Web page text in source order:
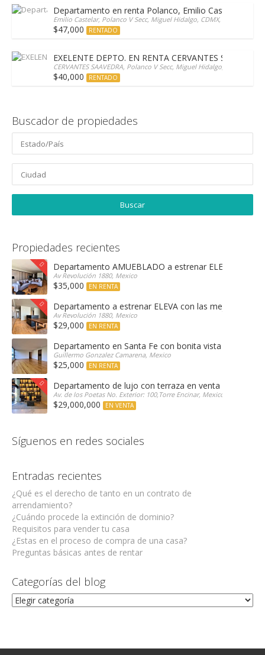
Departamento en renta Polanco, Emilio Castelar.
Emilio Castelar, Polanco V Secc, Miguel Hidalgo, CDMX, 11560, Mexico
$47,000 RENTADO
EXELENTE DEPTO. EN RENTA CERVANTES SAAVEDRA
CERVANTES SAAVEDRA, Polanco V Secc, Miguel Hidalgo, Distrito
$40,000 RENTADO
Buscador de propiedades
Propiedades recientes
Departamento AMUEBLADO a estrenar ELEVA con
Av Revolución 1880, Mexico
$35,000 EN RENTA
Departamento a estrenar ELEVA con las mejores
Av Revolución 1880, Mexico
$29,000 EN RENTA
Departamento en Santa Fe con bonita vista arbolada
Guillermo Gonzalez Camarena, Mexico
$25,000 EN RENTA
Departamento de lujo con terraza en venta Encinar en
Av. de los Poetas No. Exterior: 100,Torre Encinar, Mexico
$29,000,000 EN VENTA
Síguenos en redes sociales
Entradas recientes
¿Qué es el derecho de tanto en un contrato de
arrendamiento?
¿Cuándo procede la extinción de dominio?
Requisitos para vender tu casa
¿Estas en el proceso de compra de una casa?
Preguntas básicas antes de rentar
Categorías del blog
Categorías
del